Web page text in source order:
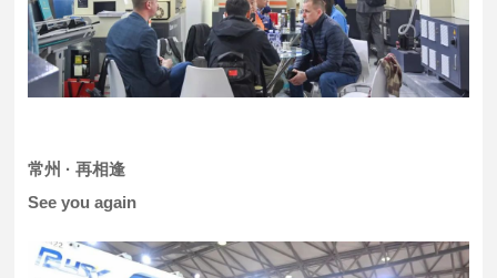
常州 · 再相逢
See you again